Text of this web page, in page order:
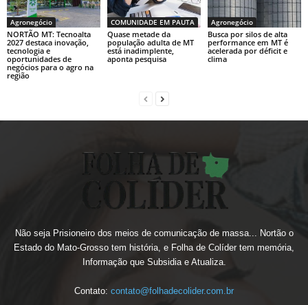
Agronegócio
NORTÃO MT: Tecnoalta
2027 destaca inovação,
tecnologia e
oportunidades de
negócios para o agro na
região
COMUNIDADE EM PAUTA
Quase metade da
população adulta de MT
está inadimplente,
aponta pesquisa
Agronegócio
Busca por silos de alta
performance em MT é
acelerada por déficit e
clima
Não seja Prisioneiro dos meios de comunicação de massa... Nortão o
Estado do Mato-Grosso tem história, e Folha de Colíder tem memória,
Informação que Subsidia e Atualiza.
Contato: contato@folhadecolider.com.br